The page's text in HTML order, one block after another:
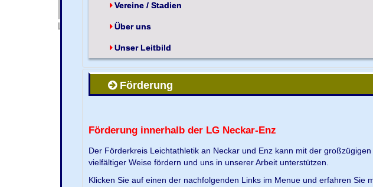
Vereine / Stadien
Über uns
Unser Leitbild
Förderung
Förderung innerhalb der LG Neckar-Enz
Der Förderkreis Leichtathletik an Neckar und Enz kann mit der
vielfältiger Weise fördern und uns in unserer Arbeit unterstützen.
Klicken Sie auf einen der nachfolgenden Links im Menue und erfahren Sie